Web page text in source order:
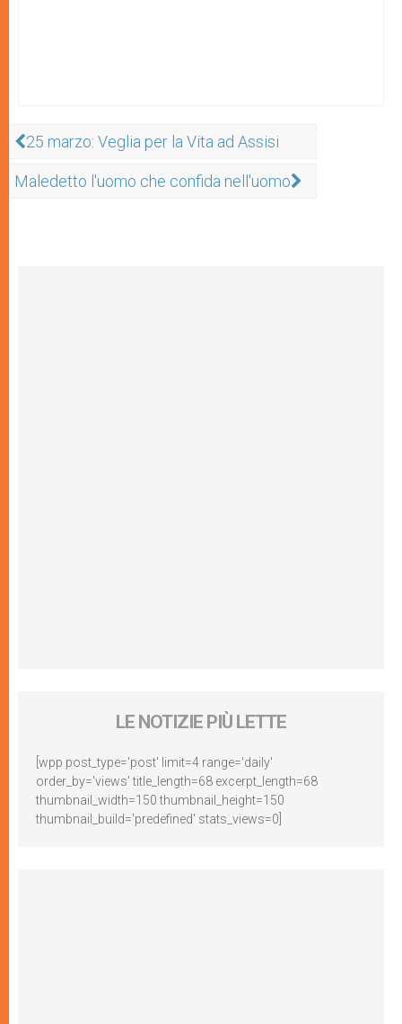
25 marzo: Veglia per la Vita ad Assisi
Maledetto l'uomo che confida nell'uomo
LE NOTIZIE PIÙ LETTE
[wpp post_type='post' limit=4 range='daily'
order_by='views' title_length=68 excerpt_length=68
thumbnail_width=150 thumbnail_height=150
thumbnail_build='predefined' stats_views=0]